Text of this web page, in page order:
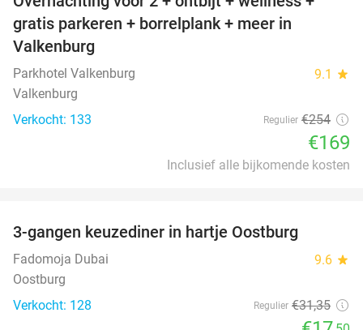
33%
gratis parkeren + borrelplank + meer in
Valkenburg
Parkhotel Valkenburg 9.1 star
Valkenburg
Verkocht: 133
Regulier €254
€169
Inclusief alle bijkomende kosten
3-gangen keuzediner in hartje Oostburg
Fadomoja Dubai 9.6 star
Oostburg
Verkocht: 128
Regulier €31,35